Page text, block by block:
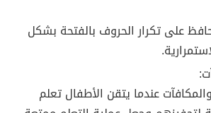
على تكرار الحروف بالفتحة بشكل
عندما يتقن الأطفال تعلم